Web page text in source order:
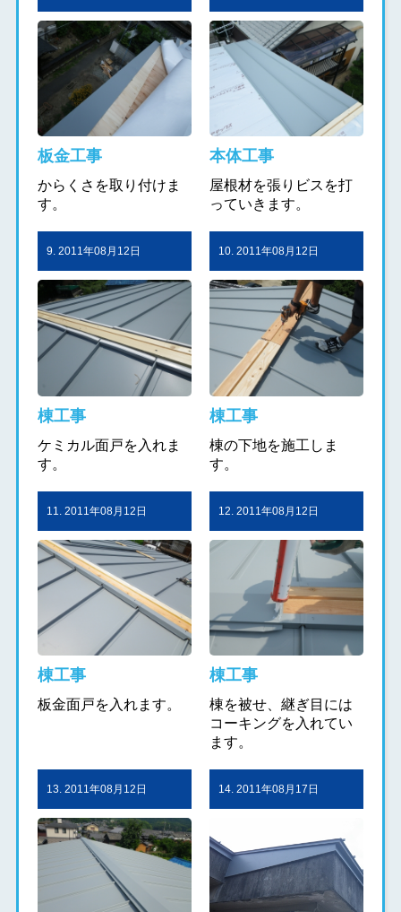
板金工事
からくさを取り付けま
す。
本体工事
屋根材を張りビスを打
っていきます。
9. 2011年08月12日
棟工事
ケミカル面戸を入れま
す。
10. 2011年08月12日
棟工事
棟の下地を施工しま
す。
11. 2011年08月12日
棟工事
板金面戸を入れます。
12. 2011年08月12日
棟工事
棟を被せ、継ぎ目には
コーキングを入れてい
ます。
13. 2011年08月12日 14. 2011年08月17日